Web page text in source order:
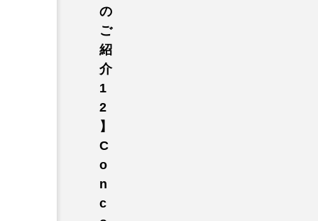
の
ご
紹
介
1
2
】
C
o
n
c